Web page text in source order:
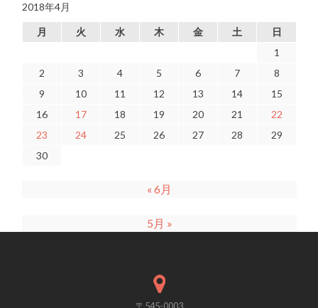
2018年4月
月 火 水 木 金 土
日
1
2
3 4 5 6 7
8
9
10 11 12 13 14
15
16
17 18 19 20 21
22
23
24 25 26 27 28
29
30
« 6月
5月 »